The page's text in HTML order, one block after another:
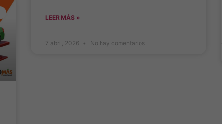
LEER MÁS »
7 abril, 2026 No hay comentarios